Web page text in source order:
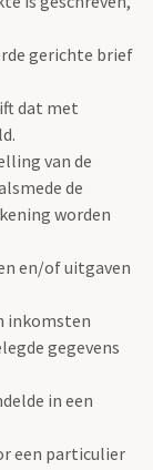
gerichte brief
dat met
van de
de
worden
en/of uitgaven
inkomsten
gegevens
in een
een particulier